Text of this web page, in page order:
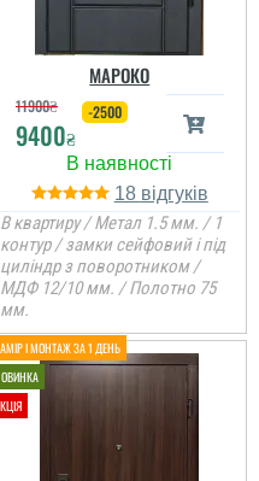
МАРОКО
11900₴
9400₴
-2500
18
В квартиру / Метал 1.5 мм. / 1
контур / замки сейфовий і під
циліндр з поворотником /
МДФ 12/10 мм. / Полотно 75
мм.